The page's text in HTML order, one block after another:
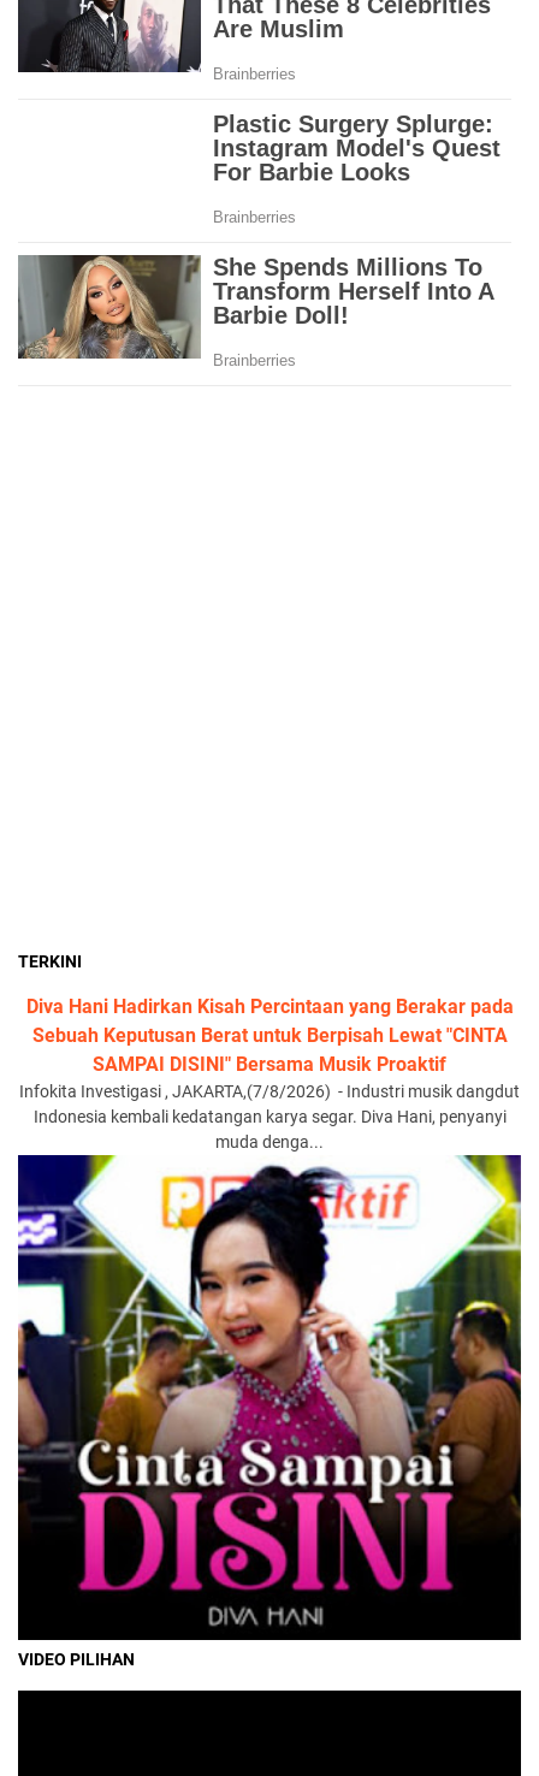
TERKINI
Diva Hani Hadirkan Kisah Percintaan yang Berakar pada
Sebuah Keputusan Berat untuk Berpisah Lewat "CINTA
SAMPAI DISINI" Bersama Musik Proaktif
Infokita Investigasi , JAKARTA,(7/8/2026) - Industri musik dangdut
Indonesia kembali kedatangan karya segar. Diva Hani, penyanyi
muda denga...
VIDEO PILIHAN